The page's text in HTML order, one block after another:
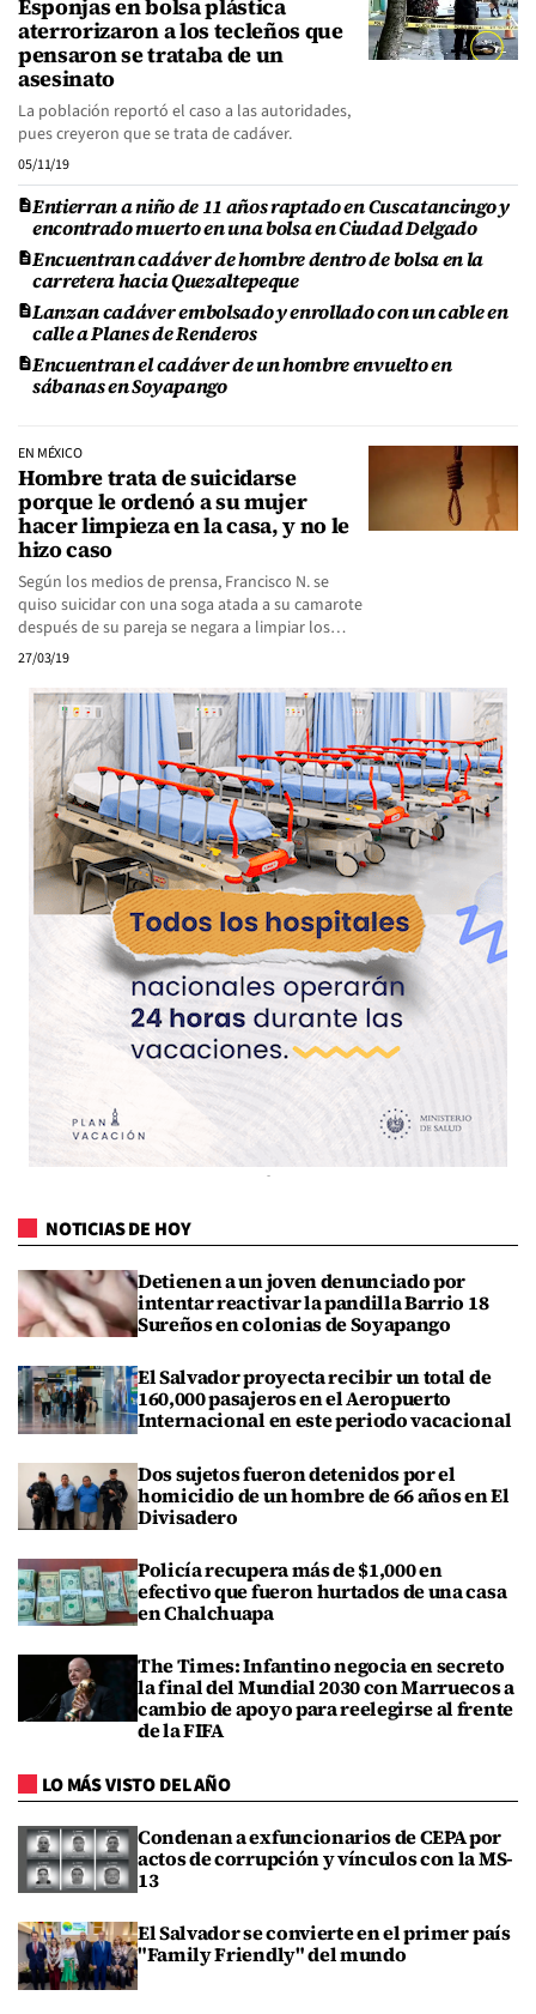
Esponjas en bolsa plástica
aterrorizaron a los tecleños que
pensaron se trataba de un
asesinato
La población reportó el caso a las autoridades,
pues creyeron que se trata de cadáver.
05/11/19
Entierran a niño de 11 años raptado en Cuscatancingo y
encontrado muerto en una bolsa en Ciudad Delgado
Encuentran cadáver de hombre dentro de bolsa en la
carretera hacia Quezaltepeque
Lanzan cadáver embolsado y enrollado con un cable en
calle a Planes de Renderos
Encuentran el cadáver de un hombre envuelto en
sábanas en Soyapango
EN MÉXICO
Hombre trata de suicidarse
porque le ordenó a su mujer
hacer limpieza en la casa, y no le
hizo caso
Según los medios de prensa, Francisco N. se
quiso suicidar con una soga atada a su camarote
después de su pareja se negara a limpiar los…
27/03/19
NOTICIAS DE HOY
Detienen a un joven denunciado por
intentar reactivar la pandilla Barrio 18
Sureños en colonias de Soyapango
El Salvador proyecta recibir un total de
160,000 pasajeros en el Aeropuerto
Internacional en este periodo vacacional
Dos sujetos fueron detenidos por el
homicidio de un hombre de 66 años en El
Divisadero
Policía recupera más de $1,000 en
efectivo que fueron hurtados de una casa
en Chalchuapa
The Times: Infantino negocia en secreto
la final del Mundial 2030 con Marruecos a
cambio de apoyo para reelegirse al frente
de la FIFA
LO MÁS VISTO DEL AÑO
Condenan a exfuncionarios de CEPA por
actos de corrupción y vínculos con la MS-
13
El Salvador se convierte en el primer país
"Family Friendly" del mundo